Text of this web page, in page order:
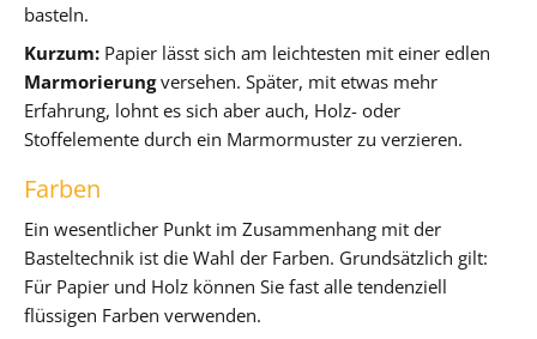
basteln.
Kurzum: Papier lässt sich am leichtesten mit einer edlen
Marmorierungversehen. Später, mit etwas mehr
Erfahrung, lohnt es sich aber auch, Holz- oder
Stoffelemente durch ein Marmormuster zu verzieren.
Farben
Ein wesentlicher Punkt im Zusammenhang mit der
Basteltechnik ist die Wahl der Farben. Grundsätzlich gilt:
Für Papier und Holz können Sie fast alle tendenziell
flüssigen Farben verwenden.